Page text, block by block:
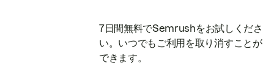
7日間無料でSemrushをお試しくださ
い。いつでもご利用を取り消すことが
できます。